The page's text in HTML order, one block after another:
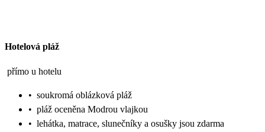
Hotelová pláž
přímo u hotelu
• soukromá oblázková pláž
• pláž oceněna Modrou vlajkou
• lehátka, matrace, slunečníky a osušky jsou zdarma